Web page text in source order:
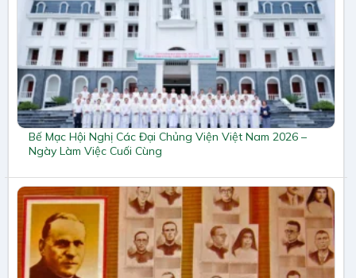
Bế Mạc Hội Nghị Các Đại Chủng Viện Việt Nam 2026 –
Ngày Làm Việc Cuối Cùng